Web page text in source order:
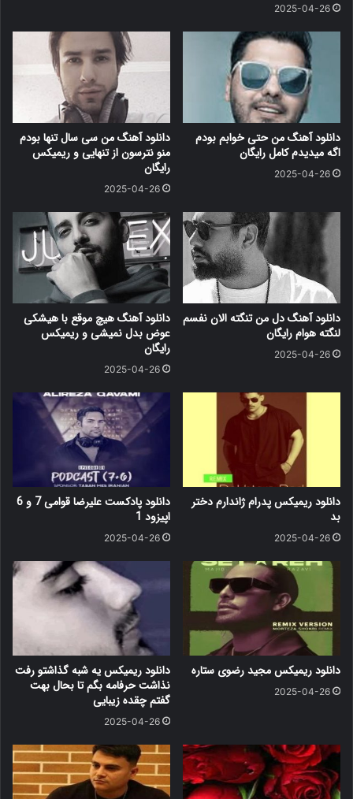
2025-04-26
دانلود آهنگ من حتی خوابم بودم
اگه میدیدم کامل رایگان
2025-04-26
دانلود آهنگ من سی سال تنها بودم
منو نترسون از تنهایی و ریمیکس
رایگان
2025-04-26
دانلود آهنگ دل من تنگته الان نفسم
لنگته هوام رایگان
2025-04-26
دانلود آهنگ هیچ موقع با هیشکی
عوض بدل نمیشی و ریمیکس
رایگان
2025-04-26
دانلود ریمیکس پدرام ژاندارم دختر
بد
2025-04-26
دانلود پادکست علیرضا قوامی 7 و 6
اپیزود 1
2025-04-26
دانلود ریمیکس مجید رضوی ستاره
2025-04-26
دانلود ریمیکس یه شبه گذاشتو رفت
نذاشت حرفامه بگم تا بحال بهت
گفتم چقده زیبایی
2025-04-26